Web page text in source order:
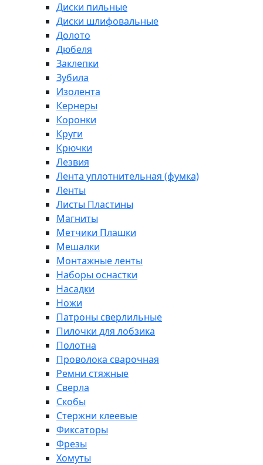
Диски пильные
Диски шлифовальные
Долото
Дюбеля
Заклепки
Зубила
Изолента
Кернеры
Коронки
Круги
Крючки
Лезвия
Лента уплотнительная (фумка)
Ленты
Листы Пластины
Магниты
Метчики Плашки
Мешалки
Монтажные ленты
Наборы оснастки
Насадки
Ножи
Патроны сверлильные
Пилочки для лобзика
Полотна
Проволока сварочная
Ремни стяжные
Сверла
Скобы
Стержни клеевые
Фиксаторы
Фрезы
Хомуты